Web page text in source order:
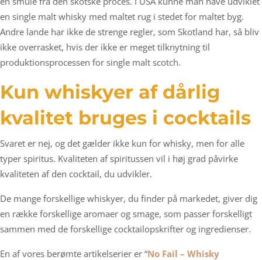
en single malt whisky med maltet rug i stedet for maltet byg.
Andre lande har ikke de strenge regler, som Skotland har, så bliv
ikke overrasket, hvis der ikke er meget tilknytning til
produktionsprocessen for single malt scotch.
Kun whiskyer af dårlig
kvalitet bruges i cocktails
Svaret er nej, og det gælder ikke kun for whisky, men for alle
typer spiritus. Kvaliteten af spiritussen vil i høj grad påvirke
kvaliteten af den cocktail, du udvikler.
De mange forskellige whiskyer, du finder på markedet, giver dig
en række forskellige aromaer og smage, som passer forskelligt
sammen med de forskellige cocktailopskrifter og ingredienser.
En af vores berømte artikelserier er “No Fail – Whisky